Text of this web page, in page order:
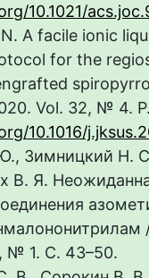
10.1021/
A facile ionic
for the
Vol. 32, № 4.
10.1016/
Зимницкий Н.
В. Я.
№ 1. C. 43–50.